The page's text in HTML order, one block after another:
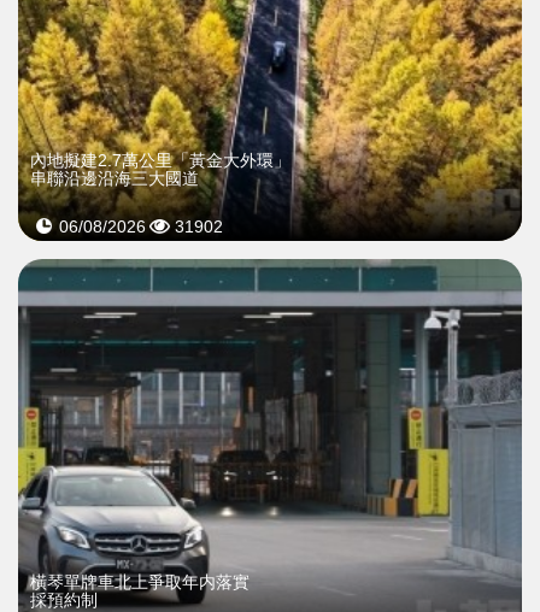
內地擬建2.7萬公里「黃金大外環」
串聯沿邊沿海三大國道
06/08/2026 31902
橫琴單牌車北上爭取年内落實
採預約制